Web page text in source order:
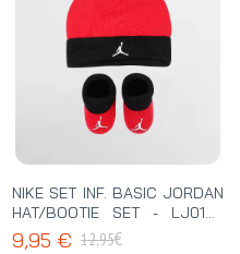
NIKE SET INF. BASIC JORDAN
HAT/BOOTIE SET - LJ0102
R78
9,95 € 12,95€